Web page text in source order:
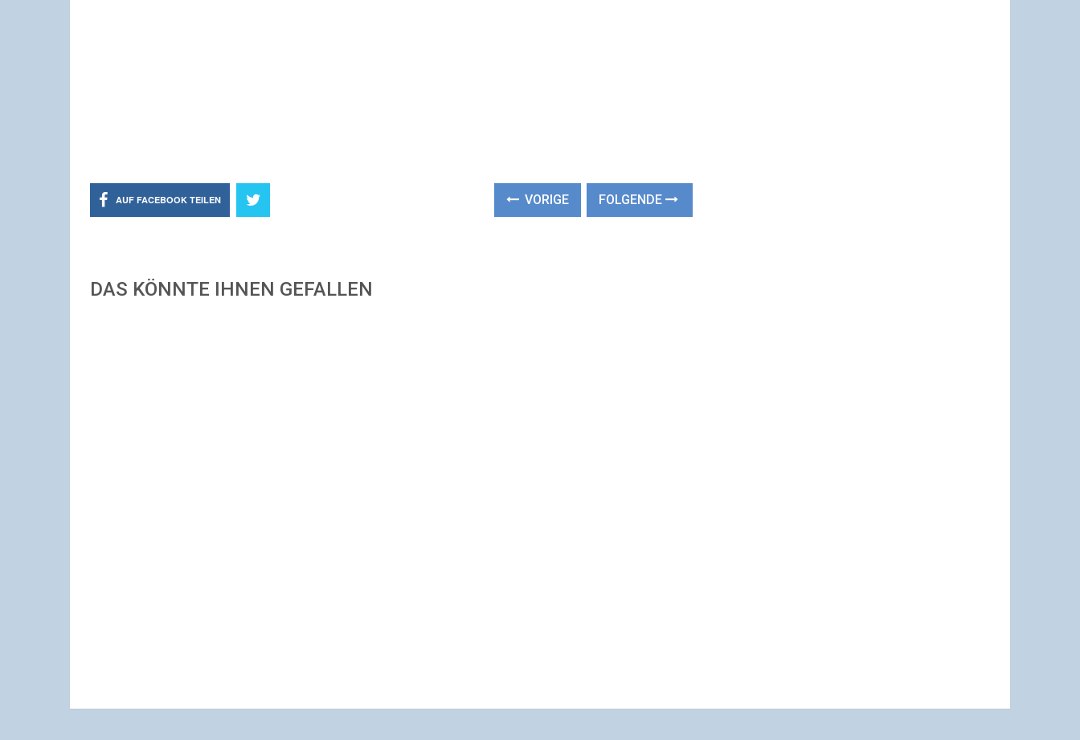
AUF FACEBOOK TEILEN VORIGE FOLGENDE
DAS KÖNNTE IHNEN GEFALLEN